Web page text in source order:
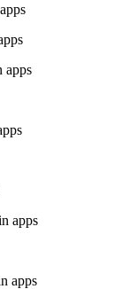
apps
apps
apps